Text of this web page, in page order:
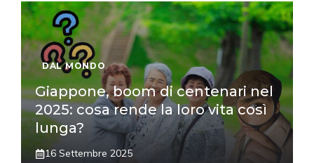
DAL MONDO
Giappone, boom di centenari nel
2025: cosa rende la loro vita così
lunga?
16 Settembre 2025